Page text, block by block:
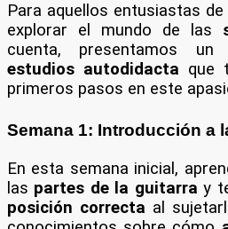
Para aquellos entusiastas
explorar el mundo de las
cuenta, presentamos
estudios autodidacta que
primeros pasos en este
Semana 1: Introducción a
En esta semana inicial,
las partes de la guitarra y
posición correcta al